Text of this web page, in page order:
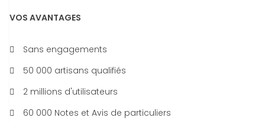
VOS AVANTAGES
Sans engagements
50 000 artisans qualifiés
2 millions d'utilisateurs
60 000 Notes et Avis de particuliers